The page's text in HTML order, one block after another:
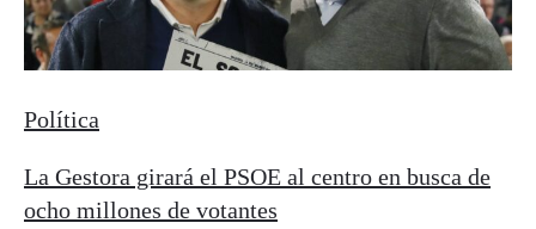
Política
La Gestora girará el PSOE al centro en busca de
ocho millones de votantes